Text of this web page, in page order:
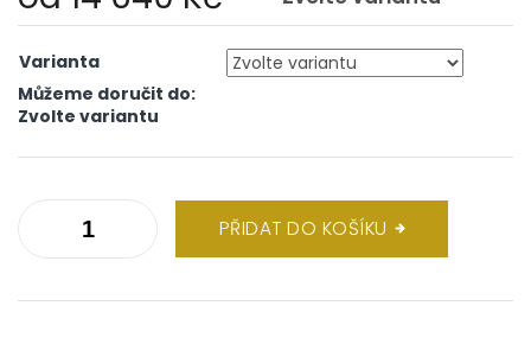
cena:
Varianta
Můžeme doručit do:
Zvolte variantu
PŘIDAT DO KOŠÍKU